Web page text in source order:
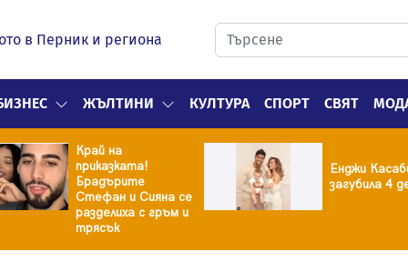
в Перник и региона
ЖЪЛТИНИ КУЛТУРА СПОРТ СВЯТ
Край на
приказката!
Брадърите
Стефан и Сияна се
разделиха с гръм и
трясък
Енджи
загубила 4